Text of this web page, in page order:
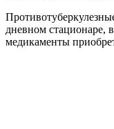
дневном стационаре,
медикаменты